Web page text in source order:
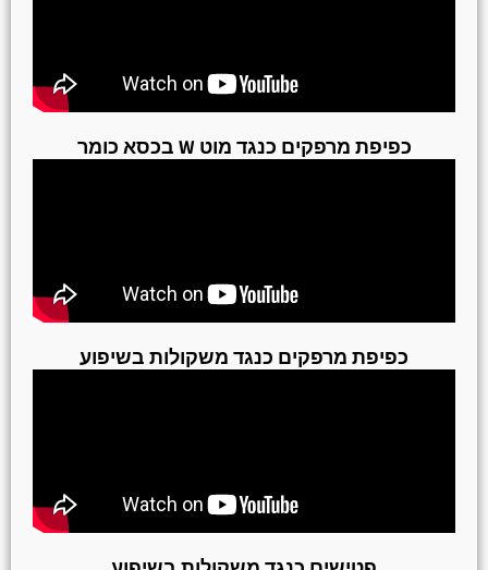
כפיפת מרפקים כנגד מוט W בכסא כומר
כפיפת מרפקים כנגד משקולות בשיפוע